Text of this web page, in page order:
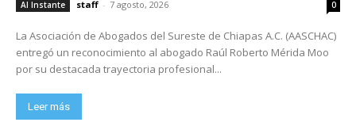
Al Instante staff - 7 agosto, 2026 0
La Asociación de Abogados del Sureste de Chiapas A.C. (AASCHAC)
entregó un reconocimiento al abogado Raúl Roberto Mérida Moo
por su destacada trayectoria profesional...
Leer más